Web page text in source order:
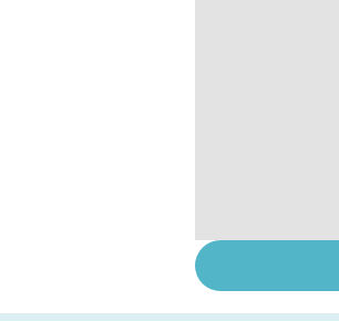
infections